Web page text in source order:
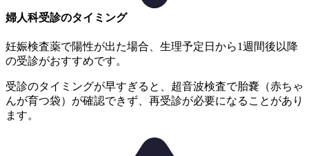
婦人科受診のタイミング
妊娠検査薬で陽性が出た場合、生理予定日から1週間後以降
の受診がおすすめです。
受診のタイミングが早すぎると、超音波検査で胎嚢（赤ちゃ
んが育つ袋）が確認できず、再受診が必要になることがあり
ます。